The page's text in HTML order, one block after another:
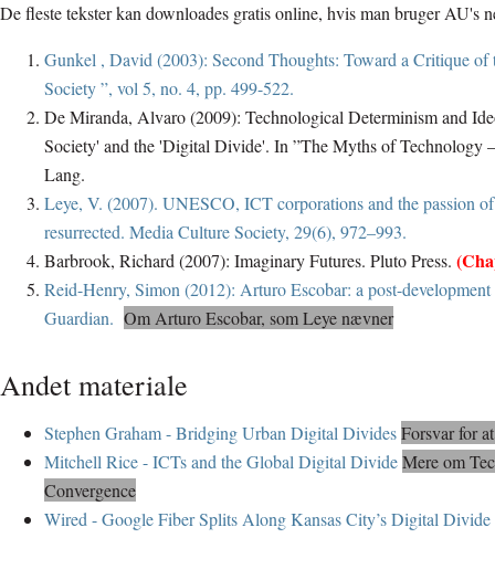
De fleste tekster kan downloades gratis online, hvis man bruger AU's
Gunkel , David (2003): Second Thoughts: Toward a Critique
Society ”, vol 5, no. 4, pp. 499-522.
De Miranda, Alvaro (2009): Technological Determinism and
Society' and the 'Digital Divide'. In ”The Myths of Technology
Lang.
Leye, V. (2007). UNESCO, ICT corporations and the passion
resurrected. Media Culture Society, 29(6), 972–993.
Barbrook, Richard (2007): Imaginary Futures. Pluto Press.
Reid-Henry, Simon (2012): Arturo Escobar: a post-
Guardian. Om Arturo Escobar, som Leye nævner
Andet materiale
Stephen Graham - Bridging Urban Digital DividesForsvar for
Mitchell Rice - ICTs and the Global Digital DivideMere om
Convergence
Wired - Google Fiber Splits Along Kansas City’s Digital Divide